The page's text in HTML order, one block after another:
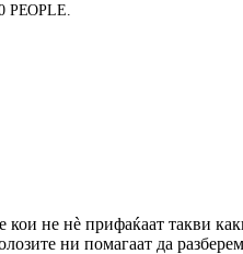
PEOPLE.
кои не нè прифаќаат такви
ни помагаат да